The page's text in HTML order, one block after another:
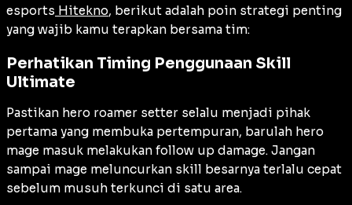
esports Hitekno, berikut adalah poin strategi penting
yang wajib kamu terapkan bersama tim:
Perhatikan Timing Penggunaan Skill
Ultimate
Pastikan hero roamer setter selalu menjadi pihak
pertama yang membuka pertempuran, barulah hero
mage masuk melakukan follow up damage. Jangan
sampai mage meluncurkan skill besarnya terlalu cepat
sebelum musuh terkunci di satu area.